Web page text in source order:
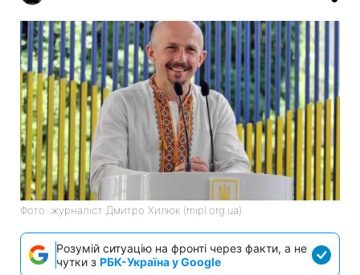
Фото: журналіст Дмитро Хилюк (mipl.org.ua)
Розумій ситуацію на фронті через факти, а не
чутки з РБК-Україна у Google